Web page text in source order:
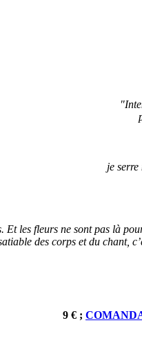
je serre
Et les fleurs ne sont pas là
des corps et du chant,
9 € ;